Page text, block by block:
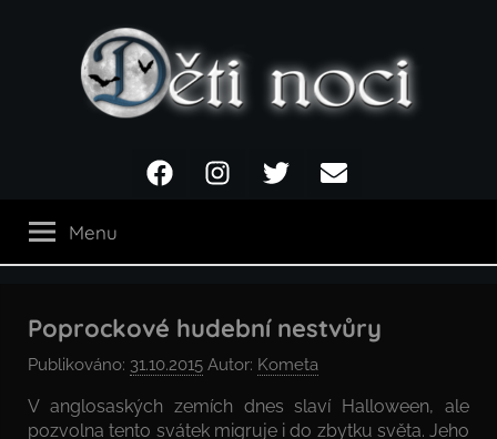
noci
FacebookInstagramTwitter Email
Menu
Poprockové hudební nestvůry
Publikováno: 31.10.2015 Autor: Kometa
V anglosaských zemích dnes slaví Halloween, ale
pozvolna tento svátek migruje i do zbytku světa. Jeho